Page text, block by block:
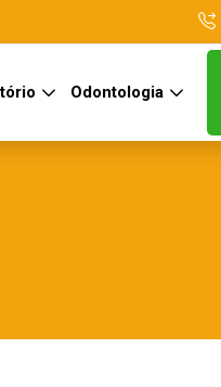
Odontologia